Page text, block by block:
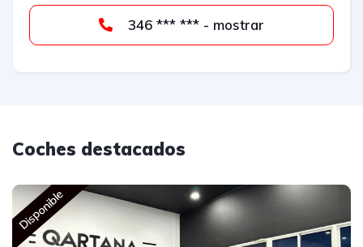
346 *** *** - mostrar
Coches destacados
Disponible